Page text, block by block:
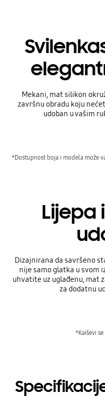
Mekani, mat silikon
završnu obradu koju
udoban u vašim
*Dostupnost boja i modela može
Lijepa
Dizajnirana da savršeno
nije samo glatka u svom
uhvatite uz uglađenu, mat
za dodatnu
*Kaiševi